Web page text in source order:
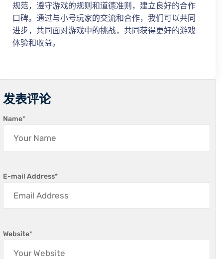
规范，遵守游戏的规则和道德准则，建立良好的合作
口碑。通过与小号玩家的交流和合作，我们可以共同
进步，共同面对游戏中的挑战，共同获得更好的游戏
体验和收益。
发表评论
Name*
E-mail Address*
Website*